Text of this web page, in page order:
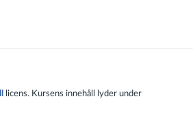
licens. Kursens innehåll lyder under